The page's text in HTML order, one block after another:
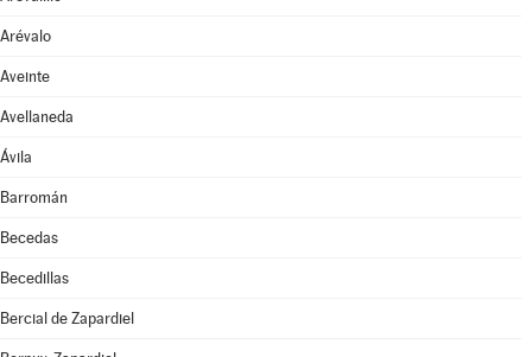
Arévalo
Aveinte
Avellaneda
Ávila
Barromán
Becedas
Becedillas
Bercial de Zapardiel